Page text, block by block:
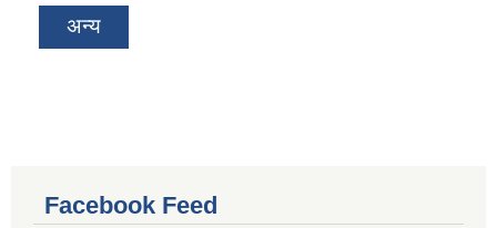
अन्य
Facebook Feed